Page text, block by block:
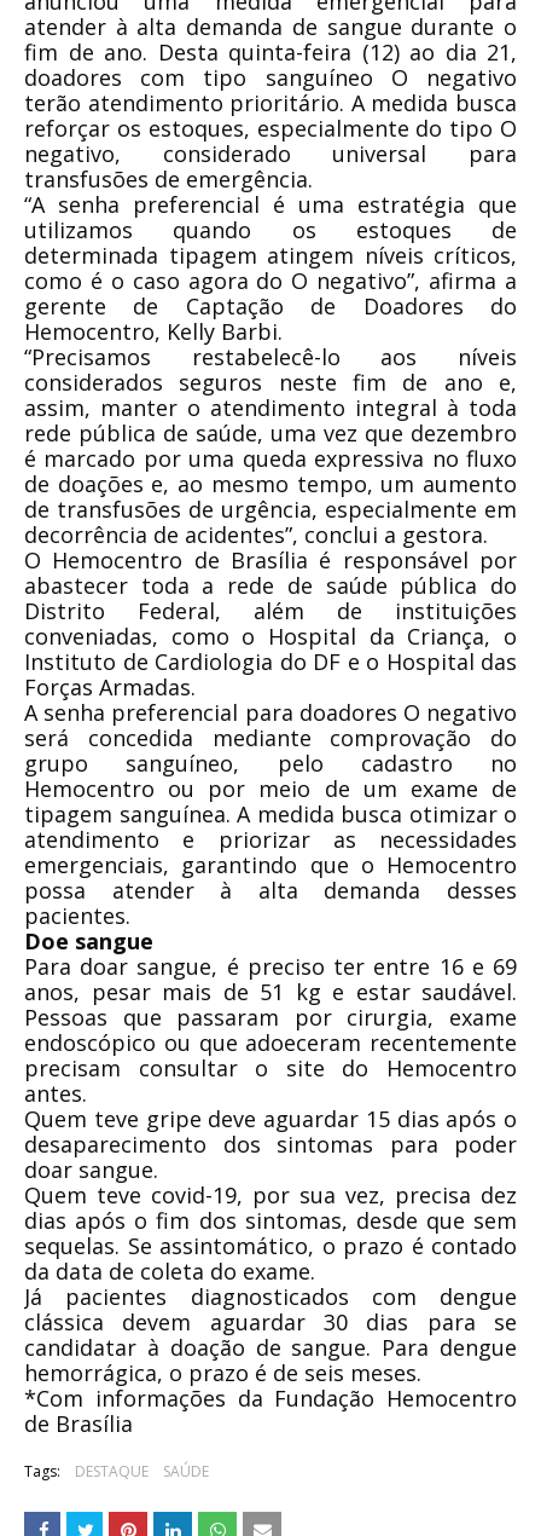
atender à alta demanda de sangue durante o
fim de ano. Desta quinta-feira (12) ao dia 21,
doadores com tipo sanguíneo O negativo
terão atendimento prioritário. A medida busca
reforçar os estoques, especialmente do tipo O
negativo, considerado universal para
transfusões de emergência.
“A senha preferencial é uma estratégia que
utilizamos quando os estoques de
determinada tipagem atingem níveis críticos,
como é o caso agora do O negativo”, afirma a
gerente de Captação de Doadores do
Hemocentro, Kelly Barbi.
“Precisamos restabelecê-lo aos níveis
considerados seguros neste fim de ano e,
assim, manter o atendimento integral à toda
rede pública de saúde, uma vez que dezembro
é marcado por uma queda expressiva no fluxo
de doações e, ao mesmo tempo, um aumento
de transfusões de urgência, especialmente em
decorrência de acidentes”, conclui a gestora.
O Hemocentro de Brasília é responsável por
abastecer toda a rede de saúde pública do
Distrito Federal, além de instituições
conveniadas, como o Hospital da Criança, o
Instituto de Cardiologia do DF e o Hospital das
Forças Armadas.
A senha preferencial para doadores O negativo
será concedida mediante comprovação do
grupo sanguíneo, pelo cadastro no
Hemocentro ou por meio de um exame de
tipagem sanguínea. A medida busca otimizar o
atendimento e priorizar as necessidades
emergenciais, garantindo que o Hemocentro
possa atender à alta demanda desses
pacientes.
Doe sangue
Para doar sangue, é preciso ter entre 16 e 69
anos, pesar mais de 51 kg e estar saudável.
Pessoas que passaram por cirurgia, exame
endoscópico ou que adoeceram recentemente
precisam consultar o site do Hemocentro
antes.
Quem teve gripe deve aguardar 15 dias após o
desaparecimento dos sintomas para poder
doar sangue.
Quem teve covid-19, por sua vez, precisa dez
dias após o fim dos sintomas, desde que sem
sequelas. Se assintomático, o prazo é contado
da data de coleta do exame.
Já pacientes diagnosticados com dengue
clássica devem aguardar 30 dias para se
candidatar à doação de sangue. Para dengue
hemorrágica, o prazo é de seis meses.
*Com informações da Fundação Hemocentro
de Brasília
Tags: DESTAQUE SAÚDE